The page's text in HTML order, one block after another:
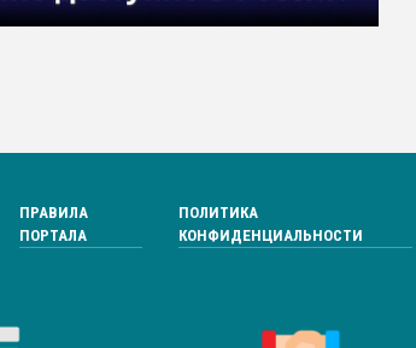
ПРАВИЛА
ПОРТАЛА
ПОЛИТИКА
КОНФИДЕНЦИАЛЬНОСТИ